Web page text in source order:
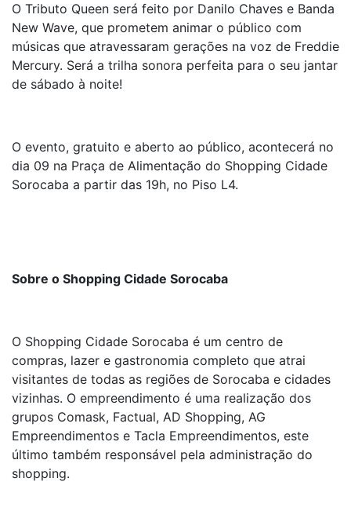
O Tributo Queen será feito por Danilo Chaves e Banda
New Wave, que prometem animar o público com
músicas que atravessaram gerações na voz de Freddie
Mercury. Será a trilha sonora perfeita para o seu jantar
de sábado à noite!
O evento, gratuito e aberto ao público, acontecerá no
dia 09 na Praça de Alimentação do Shopping Cidade
Sorocaba a partir das 19h, no Piso L4.
Sobre o Shopping Cidade Sorocaba
O Shopping Cidade Sorocaba é um centro de
compras, lazer e gastronomia completo que atrai
visitantes de todas as regiões de Sorocaba e cidades
vizinhas. O empreendimento é uma realização dos
grupos Comask, Factual, AD Shopping, AG
Empreendimentos e Tacla Empreendimentos, este
último também responsável pela administração do
shopping.